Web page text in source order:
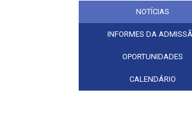
NOTÍCIAS
INFORMES DA
OPORTUNIDADES
CALENDÁRIO